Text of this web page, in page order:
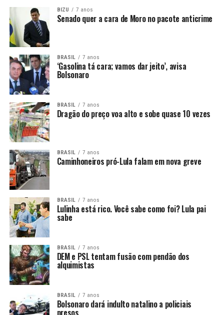
BIZU 7 anos
Senado quer a cara de Moro no pacote anticrime
BRASIL 7 anos
‘Gasolina tá cara; vamos dar jeito’, avisa
Bolsonaro
BRASIL 7 anos
Dragão do preço voa alto e sobe quase 10 vezes
BRASIL 7 anos
Caminhoneiros pró-Lula falam em nova greve
BRASIL 7 anos
Lulinha está rico. Você sabe como foi? Lula pai
sabe
BRASIL 7 anos
DEM e PSL tentam fusão com pendão dos
alquimistas
BRASIL 7 anos
Bolsonaro dará indulto natalino a policiais